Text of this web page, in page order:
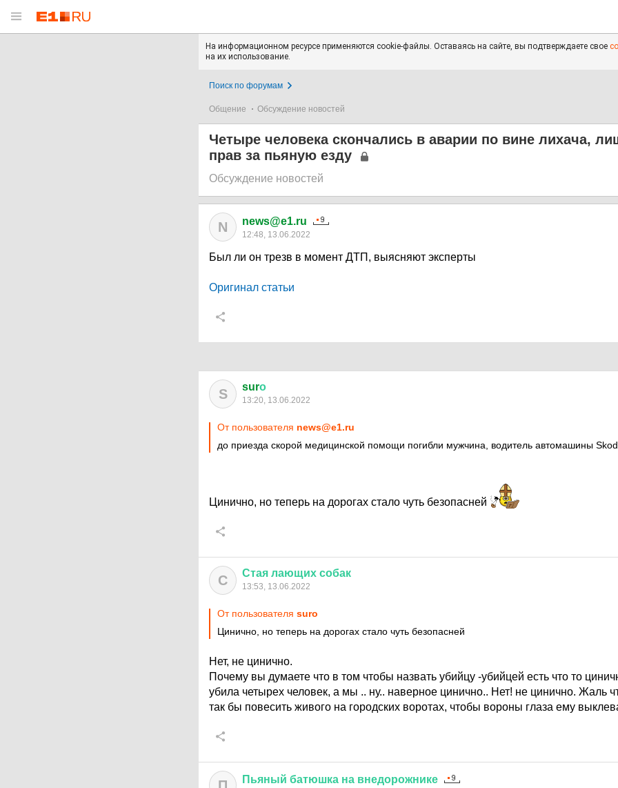
На информационном ресурсе применяются cookie-файлы. Оставаясь на сайте, вы подтверждаете свое
на их использование.
Поиск по форумам
Общение Обсуждение новостей
Четыре человека скончались в аварии по вине лихача,
прав за пьяную езду
Обсуждение новостей
N news@e1.ru
12:48, 13.06.2022
Был ли он трезв в момент ДТП, выясняют эксперты
Оригинал статьи
S surо
13:20, 13.06.2022
От пользователя news@e1.ru
до приезда скорой медицинской помощи погибли мужчина, водитель автомашины
Цинично, но теперь на дорогах стало чуть безопасней
С Стая лающих собак
13:53, 13.06.2022
От пользователя surо
Цинично, но теперь на дорогах стало чуть безопасней
Нет, не цинично.
Почему вы думаете что в том чтобы назвать убийцу -убийцей есть что то
убила четырех человек, а мы .. ну.. наверное цинично.. Нет! не цинично. Жаль
так бы повесить живого на городских воротах, чтобы вороны глаза ему
Пьяный батюшка на внедорожнике